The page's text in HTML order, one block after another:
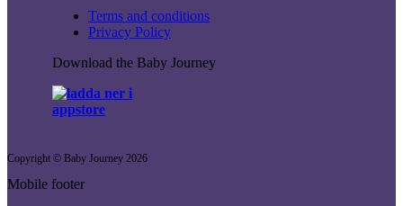
Terms and conditions
Privacy Policy
Download the Baby Journey
Copyright © Baby Journey 2026
Mobile footer